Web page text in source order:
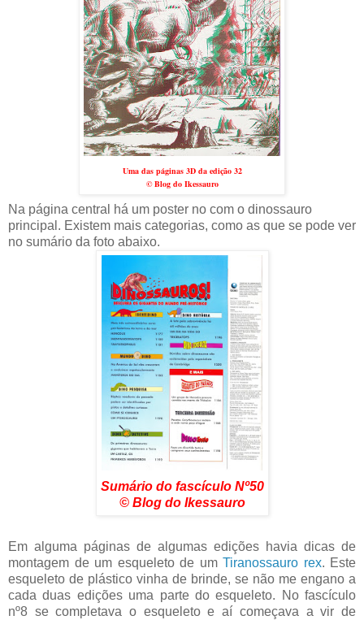
Uma das páginas 3D da edição 32
© Blog do Ikessauro
Na página central há um poster no com o dinossauro
principal. Existem mais categorias, como as que se pode ver
no sumário da foto abaixo.
Sumário do fascículo Nº50
© Blog do Ikessauro
Em alguma páginas de algumas edições havia dicas de
montagem de um esqueleto de um Tiranossauro rex. Este
esqueleto de plástico vinha de brinde, se não me engano a
cada duas edições uma parte do esqueleto. No fascículo
nº8 se completava o esqueleto e aí começava a vir de